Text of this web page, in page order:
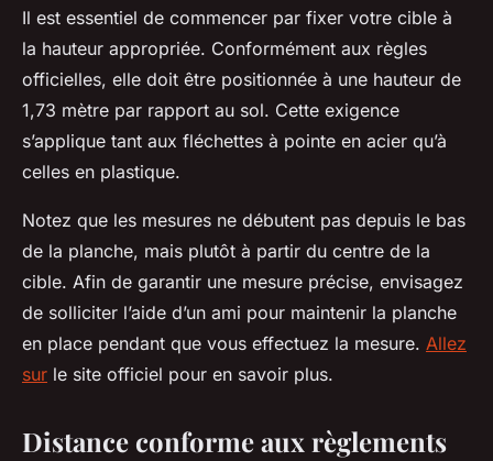
Il est essentiel de commencer par fixer votre cible à
la hauteur appropriée. Conformément aux règles
officielles, elle doit être positionnée à une hauteur de
1,73 mètre par rapport au sol. Cette exigence
s’applique tant aux fléchettes à pointe en acier qu’à
celles en plastique.
Notez que les mesures ne débutent pas depuis le bas
de la planche, mais plutôt à partir du centre de la
cible. Afin de garantir une mesure précise, envisagez
de solliciter l’aide d’un ami pour maintenir la planche
en place pendant que vous effectuez la mesure. Allez
sur le site officiel pour en savoir plus.
Distance conforme aux règlements